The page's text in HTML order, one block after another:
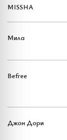
MISSHA
Мила
Befree
Джон Дори